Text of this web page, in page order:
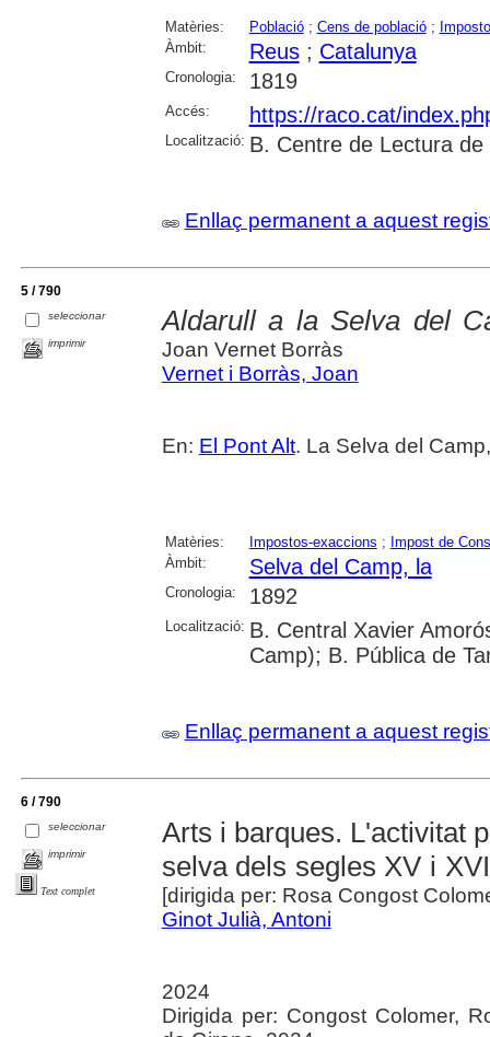
Matèries: Població; Cens de població;
Àmbit:
Reus; Catalunya
Cronologia: 1819
Accés: https://raco.cat/
Localització: B. Centre de Lectura de
Enllaç permanent a aquest
5 / 790
seleccionar
imprimir
Aldarull a la Selva del
Joan Vernet Borràs
Vernet i Borràs, Joan
En: El Pont Alt. La Selva del
Matèries: Impostos-exaccions ; Impost de
Àmbit:
Selva del Camp, la
Cronologia: 1892
Localització: B. Central Xavier
Camp); B. Pública de
Enllaç permanent a aquest
6 / 790
seleccionar
imprimir
Text complet
Arts i barques. L'activitat
selva dels segles XV i XVI
[dirigida per: Rosa Congost
Ginot Julià, Antoni
2024
Dirigida per: Congost Colomer,